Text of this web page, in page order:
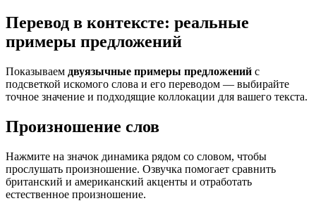
Перевод в контексте: реальные
примеры предложений
Показываем двуязычные примеры предложений с
подсветкой искомого слова и его переводом — выбирайте
точное значение и подходящие коллокации для вашего текста.
Произношение слов
Нажмите на значок динамика рядом со словом, чтобы
прослушать произношение. Озвучка помогает сравнить
британский и американский акценты и отработать
естественное произношение.